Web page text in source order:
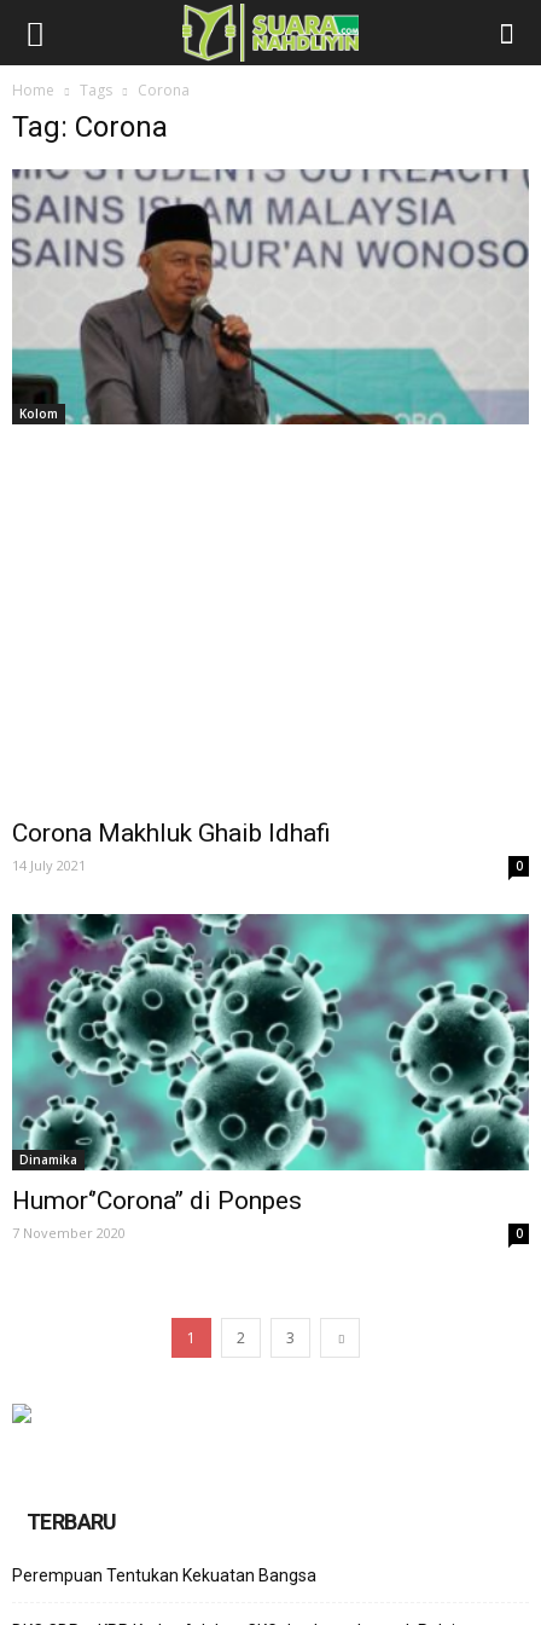
Home Tags Corona
Tag: Corona
Kolom
Corona Makhluk Ghaib Idhafi
14 July 2021 0
Dinamika
Humor‘’Corona’’ di Ponpes
7 November 2020 0
1 2 3
TERBARU
Perempuan Tentukan Kekuatan Bangsa